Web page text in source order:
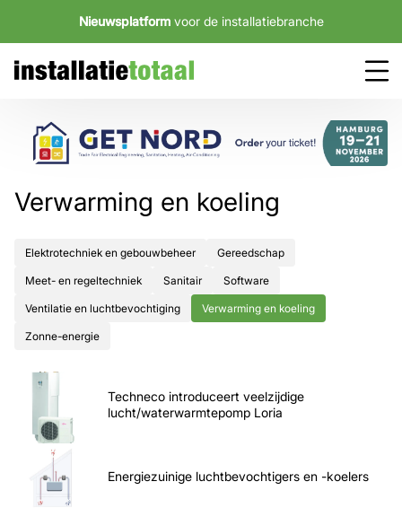
Nieuwsplatform voor de installatiebranche
Verwarming en koeling
Elektrotechniek en gebouwbeheer Gereedschap
Meet- en regeltechniek Sanitair Software
Ventilatie en luchtbevochtiging Verwarming en koeling
Zonne-energie
Techneco introduceert veelzijdige
lucht/waterwarmtepomp Loria
Energiezuinige luchtbevochtigers en -koelers